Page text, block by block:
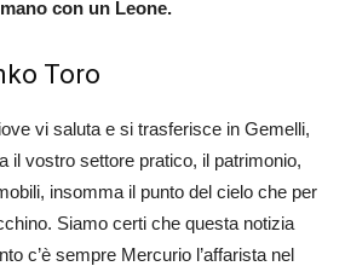
con un Leone.
Toro
vi saluta e si trasferisce in Gemelli,
il vostro settore pratico, il patrimonio,
insomma il punto del cielo che per
Siamo certi che questa notizia
c’è sempre Mercurio l’affarista nel